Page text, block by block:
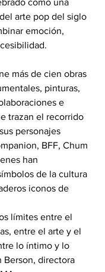
como una
arte pop del siglo
emoción,
más de cien obras
pinturas,
e
trazan el recorrido
personajes
BFF, Chum
han
de la cultura
iconos de
límites entre el
entre el arte y el
lo íntimo y lo
directora